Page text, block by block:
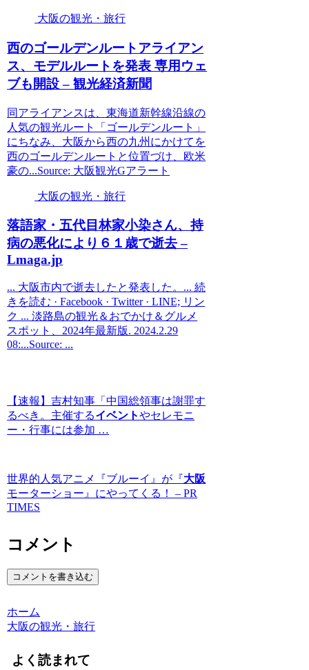
大阪の観光・旅行
西のゴールデンルートアライアン
ス、モデルルートを発表 専用ウェ
ブも開設 –観光経済新聞
同アライアンスは、東海道新幹線沿線の
人気の観光ルート「ゴールデンルート」
にちなみ、大阪から西の九州にかけてを
西のゴールデンルートと位置づけ、欧米
豪の...Source: 大阪観光Gアラート
大阪の観光・旅行
落語家・五代目林家小染さん、持
病の悪化により６１歳で逝去 –
Lmaga.jp
... 大阪市内で逝去したと発表した。... 続
きを読む · Facebook · Twitter · LINE; リン
ク ... 淡路島の観光＆おでかけ＆グルメ
スポット、2024年最新版. 2024.2.29
08:...Source: ...
【速報】吉村知事「中国総領事は謝罪す
るべき。主催するイベントやセレモニ
ー・行事には参加 …
世界的人気アニメ『ブルーイ』が『大阪
モーターショー』にやってくる！ – PR
TIMES
コメント
コメントを書き込む
ホーム
大阪の観光・旅行
よく読まれて